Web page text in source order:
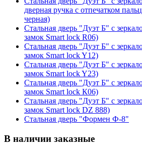
дверная ручка с отпечатком
черная)
Стальная дверь "Дуэт Б" с
замок Smart lock R06)
Стальная дверь "Дуэт Б" с
замок Smart lock Y12)
Стальная дверь "Дуэт Б" с
замок Smart lock Y23)
Стальная дверь "Дуэт Б" с
замок Smart lock К06)
Стальная дверь "Дуэт Б" с
замок Smart lock DZ 888)
Стальная дверь "Формен Ф-8"
В наличии заказные